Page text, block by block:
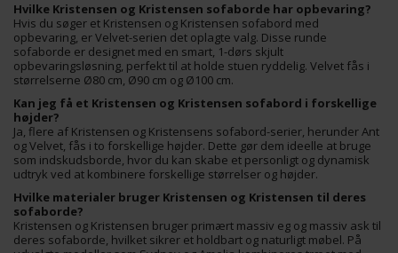
Hvilke Kristensen og Kristensen sofaborde har opbevaring?
Hvis du søger et Kristensen og Kristensen sofabord med
opbevaring, er Velvet-serien det oplagte valg. Disse runde
sofaborde er designet med en smart, 1-dørs skjult
opbevaringsløsning, perfekt til at holde stuen ryddelig. Velvet fås i
størrelserne Ø80 cm, Ø90 cm og Ø100 cm.
Kan jeg få et Kristensen og Kristensen sofabord i forskellige
højder?
Ja, flere af Kristensen og Kristensens sofabord-serier, herunder Ant
og Velvet, fås i to forskellige højder. Dette gør dem ideelle at bruge
som indskudsborde, hvor du kan skabe et personligt og dynamisk
udtryk ved at kombinere forskellige størrelser og højder.
Hvilke materialer bruger Kristensen og Kristensen til deres
sofaborde?
Kristensen og Kristensen bruger primært massiv eg og massiv ask til
deres sofaborde, hvilket sikrer et holdbart og naturligt møbel. På